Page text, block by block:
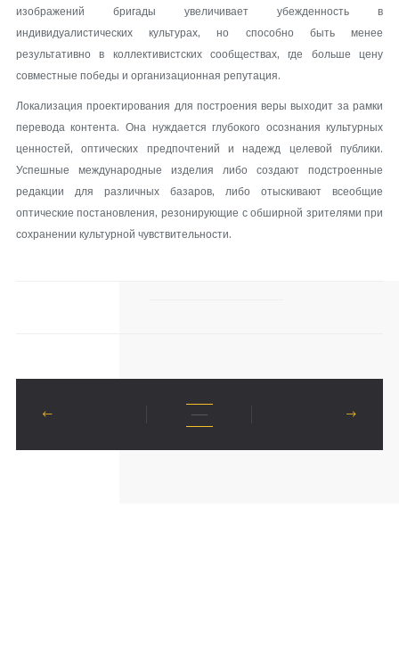
изображений бригады увеличивает убежденность в
индивидуалистических культурах, но способно быть менее
результативно в коллективистских сообществах, где больше цену
совместные победы и организационная репутация.
Локализация проектирования для построения веры выходит за рамки
перевода контента. Она нуждается глубокого осознания культурных
ценностей, оптических предпочтений и надежд целевой публики.
Успешные международные изделия либо создают подстроенные
редакции для различных базаров, либо отыскивают всеобщие
оптические постановления, резонирующие с обширной зрителями при
сохранении культурной чувствительности.